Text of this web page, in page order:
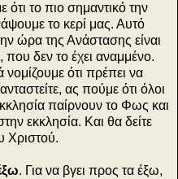
το πιο σημαντικό την
το κερί μας. Αυτό
ώρα της Ανάστασης είναι
δεν το έχει αναμμένο.
ότι πρέπει να
ας πούμε ότι όλοι
παίρνουν το Φως και
εκκλησία. Και θα δείτε
Χριστού.
. Για να βγει προς τα έξω,